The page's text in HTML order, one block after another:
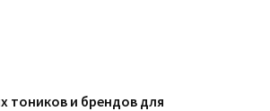
тоников и брендов для